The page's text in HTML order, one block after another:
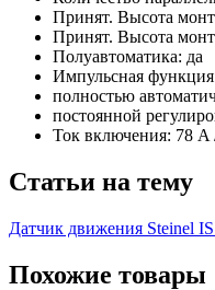
Принят. Высота
Принят. Высота
Полуавтоматика: да
Импульсная
полностью
постоянной
Ток включения: 78 A
Статьи на тему
Датчик движения Steinel
Похожие товары